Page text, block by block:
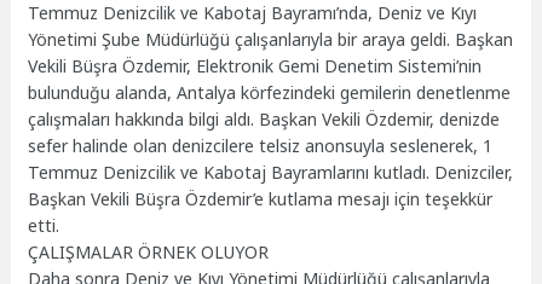
Temmuz Denizcilik ve Kabotaj Bayramı’nda, Deniz ve Kıyı
Yönetimi Şube Müdürlüğü çalışanlarıyla bir araya geldi. Başkan
Vekili Büşra Özdemir, Elektronik Gemi Denetim Sistemi’nin
bulunduğu alanda, Antalya körfezindeki gemilerin denetlenme
çalışmaları hakkında bilgi aldı. Başkan Vekili Özdemir, denizde
sefer halinde olan denizcilere telsiz anonsuyla seslenerek, 1
Temmuz Denizcilik ve Kabotaj Bayramlarını kutladı. Denizciler,
Başkan Vekili Büşra Özdemir’e kutlama mesajı için teşekkür
etti.
ÇALIŞMALAR ÖRNEK OLUYOR
Daha sonra Deniz ve Kıyı Yönetimi Müdürlüğü çalışanlarıyla